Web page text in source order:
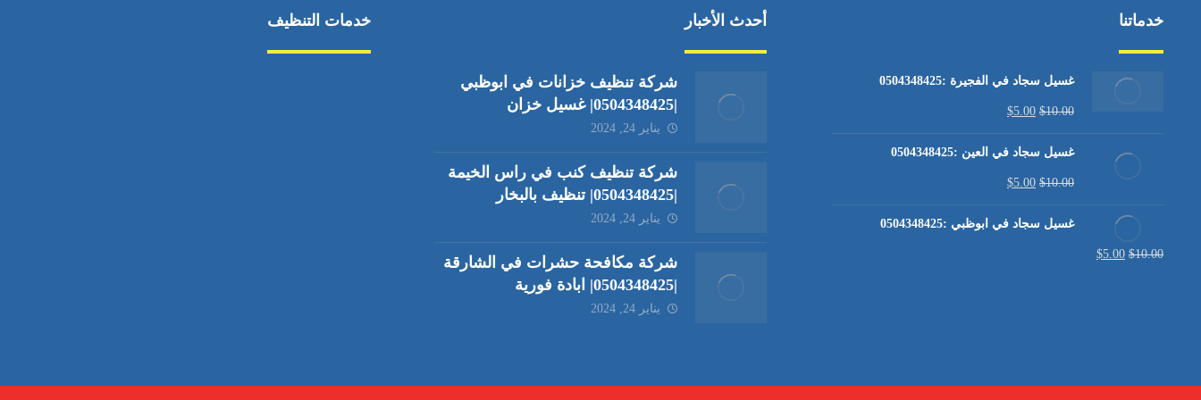
خدماتنا
غسيل سجاد في الفجيرة :0504348425
$10.00
$5.00
غسيل سجاد في العين :0504348425
$10.00
$5.00
غسيل سجاد في ابوظبي :0504348425
$10.00
$5.00
أحدث الأخبار
شركة تنظيف خزانات في ابوظبي
|0504348425| غسيل خزان
يناير 24, 2024
شركة تنظيف كنب في راس الخيمة
|0504348425| تنظيف بالبخار
يناير 24, 2024
شركة مكافحة حشرات في الشارقة
|0504348425| ابادة فورية
يناير 24, 2024
خدمات التنظيف